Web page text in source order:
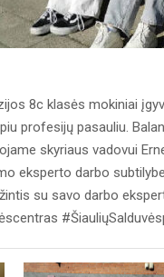
8c klasės mokiniai
profesijų pasauliu.
skyriaus vadovui
eksperto darbo
su savo darbo